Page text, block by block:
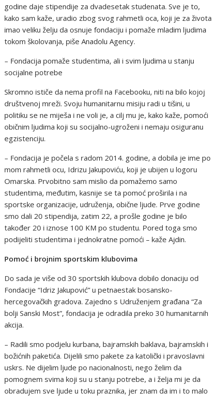
godine daje stipendije za dvadesetak studenata. Sve je to,
kako sam kaže, uradio zbog svog rahmetli oca, koji je za života
imao veliku želju da osnuje fondaciju i pomaže mladim ljudima
tokom školovanja, piše Anadolu Agency.
– Fondacija pomaže studentima, ali i svim ljudima u stanju
socijalne potrebe
Skromno ističe da nema profil na Facebooku, niti na bilo kojoj
društvenoj mreži. Svoju humanitarnu misiju radi u tišini, u
politiku se ne miješa i ne voli je, a cilj mu je, kako kaže, pomoći
običnim ljudima koji su socijalno-ugroženi i nemaju osiguranu
egzistenciju.
– Fondacija je počela s radom 2014. godine, a dobila je ime po
mom rahmetli ocu, Idrizu Jakupoviću, koji je ubijen u logoru
Omarska. Prvobitno sam mislio da pomažemo samo
studentima, međutim, kasnije se ta pomoć proširila i na
sportske organizacije, udruženja, obične ljude. Prve godine
smo dali 20 stipendija, zatim 22, a prošle godine je bilo
također 20 i iznose 100 KM po studentu. Pored toga smo
podijeliti studentima i jednokratne pomoći – kaže Ajdin.
Pomoć i brojnim sportskim klubovima
Do sada je više od 30 sportskih klubova dobilo donaciju od
Fondacije “Idriz Jakupović” u petnaestak bosansko-
hercegovačkih gradova. Zajedno s Udruženjem građana “Za
bolji Sanski Most”, fondacija je odradila preko 30 humanitarnih
akcija.
– Radili smo podjelu kurbana, bajramskih baklava, bajramskih i
božićnih paketića. Dijelili smo pakete za katolički i pravoslavni
uskrs. Ne dijelim ljude po nacionalnosti, nego želim da
pomognem svima koji su u stanju potrebe, a i želja mi je da
obradujem sve ljude u toku praznika, jer znam da im i to malo